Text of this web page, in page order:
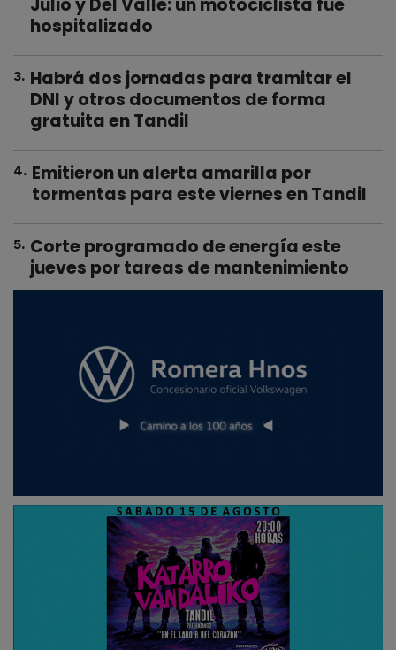
Julio y Del Valle: un motociclista fue
hospitalizado
3. Habrá dos jornadas para tramitar el
DNI y otros documentos de forma
gratuita en Tandil
4. Emitieron un alerta amarilla por
tormentas para este viernes en Tandil
5. Corte programado de energía este
jueves por tareas de mantenimiento